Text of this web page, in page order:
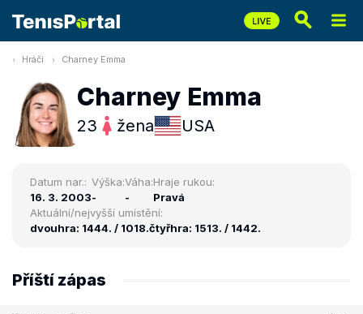
Hráči Charney Emma
Charney Emma
23 žena USA
Datum nar.:
16. 3. 2003
Výška:
-
Váha:
-
Hraje rukou:
Pravá
Aktuální/nejvyšší umístění:
dvouhra: 1444. / 1018.čtyřhra: 1513. / 1442.
Příští zápas